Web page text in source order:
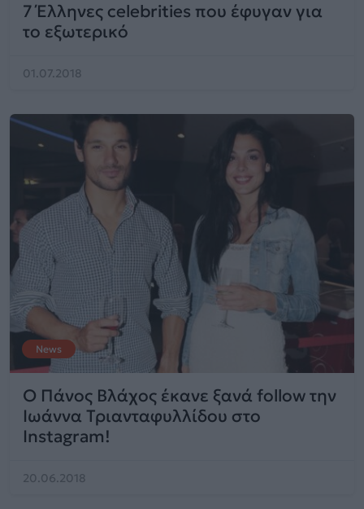
7 Έλληνες celebrities που έφυγαν για
το εξωτερικό
01.07.2018
News
Ο Πάνος Βλάχος έκανε ξανά follow την
Ιωάννα Τριανταφυλλίδου στο
Instagram!
20.06.2018